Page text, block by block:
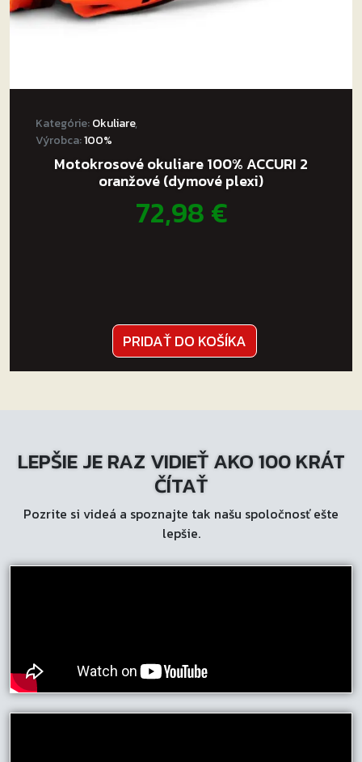
Kategórie:Okuliare,
Výrobca:100%
Motokrosové okuliare 100% ACCURI 2
oranžové (dymové plexi)
72,98€
PRIDAŤ DO KOŠÍKA
LEPŠIE JE RAZ VIDIEŤ AKO 100 KRÁT
ČÍTAŤ
Pozrite si videá a spoznajte tak našu spoločnosť ešte
lepšie.